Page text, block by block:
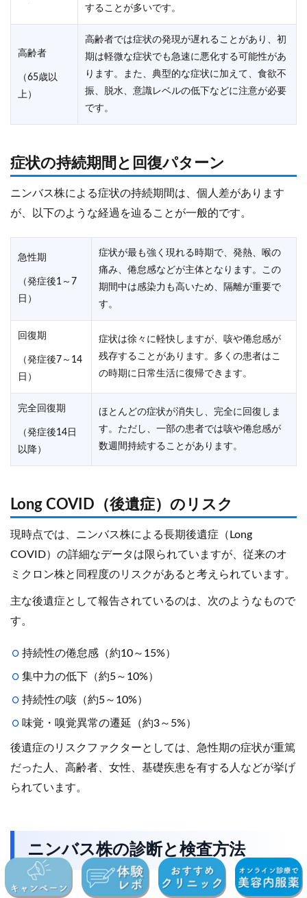
することが多いです。
高齢者
（65歳以
上）
高齢者では症状の発現が遅れることがあり、初
期は軽微な症状でも急速に悪化する可能性があ
ります。また、典型的な症状に加えて、食欲不
振、脱水、意識レベルの低下などに注意が必要
です。
症状の持続期間と回復パターン
ニンバス株による症状の持続期間は、個人差があります
が、以下のような経過を辿ることが一般的です。
急性期
（発症後1～7
日）
症状が最も強く現れる時期で、発熱、喉の
痛み、倦怠感などが主体となります。この
期間中は感染力も高いため、隔離が重要で
す。
回復期
（発症後7～14
日）
症状は徐々に軽快しますが、咳や倦怠感が
残存することがあります。多くの患者はこ
の時期に日常生活に復帰できます。
完全回復期
（発症後14日
以降）
ほとんどの症状が消失し、完全に回復しま
す。ただし、一部の患者では咳や倦怠感が
数週間持続することがあります。
Long COVID（後遺症）のリスク
現時点では、ニンバス株による長期後遺症（Long
COVID）の詳細なデータは限られていますが、従来のオ
ミクロン株と同程度のリスクがあると考えられています。
主な後遺症として報告されているのは、次のようなもので
す。
持続性の倦怠感（約10～15%）
集中力の低下（約5～10%）
持続性の咳（約5～10%）
味覚・嗅覚異常の遷延（約3～5%）
後遺症のリスクファクターとしては、急性期の症状が重篤
だった人、高齢者、女性、基礎疾患を有する人などが挙げ
られています。
ニンバス株の診断と検査方法